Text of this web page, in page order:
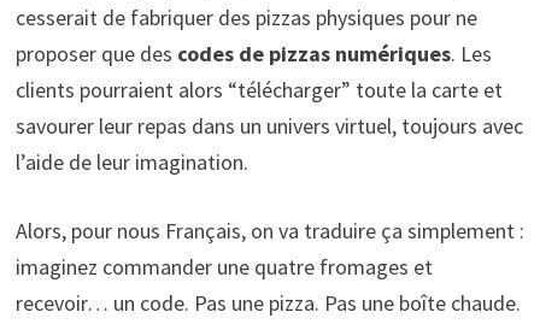
cesserait de fabriquer des pizzas physiques pour ne
proposer que des codes de pizzas numériques. Les
clients pourraient alors “télécharger” toute la carte et
savourer leur repas dans un univers virtuel, toujours avec
l’aide de leur imagination.
Alors, pour nous Français, on va traduire ça simplement :
imaginez commander une quatre fromages et
recevoir… un code. Pas une pizza. Pas une boîte chaude.